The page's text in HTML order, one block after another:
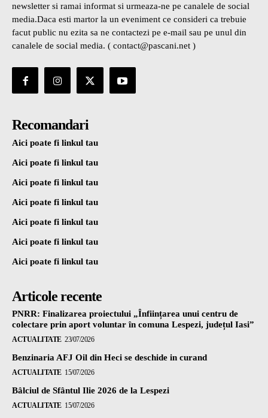
newsletter si ramai informat si urmeaza-ne pe canalele de social
media.Daca esti martor la un eveniment ce consideri ca trebuie
facut public nu ezita sa ne contactezi pe e-mail sau pe unul din
canalele de social media. ( contact@pascani.net )
Recomandari
Aici poate fi linkul tau
Aici poate fi linkul tau
Aici poate fi linkul tau
Aici poate fi linkul tau
Aici poate fi linkul tau
Aici poate fi linkul tau
Aici poate fi linkul tau
Articole recente
PNRR: Finalizarea proiectului „Înființarea unui centru de
colectare prin aport voluntar în comuna Lespezi, județul Iasi”
ACTUALITATE 23/07/2026
Benzinaria AFJ Oil din Heci se deschide in curand
ACTUALITATE 15/07/2026
Bâlciul de Sfântul Ilie 2026 de la Lespezi
ACTUALITATE 15/07/2026